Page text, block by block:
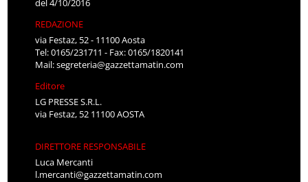
del 4/10/2016
REDAZIONE
via Festaz, 52 - 11100 Aosta
Tel: 0165/231711 - Fax: 0165/1820141
Mail:segreteria@gazzettamatin.com
Editore
LG PRESSE S.R.L.
via Festaz, 52 11100 AOSTA
DIRETTORE RESPONSABILE
Luca Mercanti
l.mercanti@gazzettamatin.com